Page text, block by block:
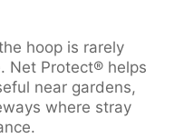
hoop is rarely
Net Protect® helps
near gardens,
where stray